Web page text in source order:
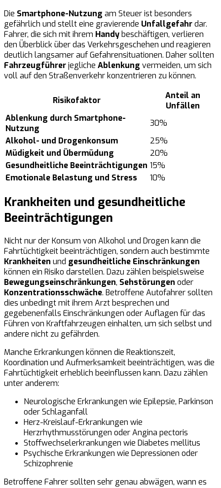
Die Smartphone-Nutzung am Steuer ist besonders
gefährlich und stellt eine gravierende Unfallgefahrdar.
Fahrer, die sich mit ihrem Handybeschäftigen, verlieren
den Überblick über das Verkehrsgeschehen und reagieren
deutlich langsamer auf Gefahrensituationen. Daher sollten
Fahrzeugführerjegliche Ablenkung vermeiden, um sich
voll auf den Straßenverkehr konzentrieren zu können.
Risikofaktor
Anteil an
Unfällen
Ablenkung durch Smartphone-
Nutzung
30%
Alkohol- und Drogenkonsum
25%
Müdigkeit und Übermüdung
20%
Gesundheitliche Beeinträchtigungen 15%
Emotionale Belastung und Stress
10%
Krankheiten und gesundheitliche
Beeinträchtigungen
Nicht nur der Konsum von Alkohol und Drogen kann die
Fahrtüchtigkeit beeinträchtigen, sondern auch bestimmte
Krankheiten und gesundheitliche Einschränkungen
können ein Risiko darstellen. Dazu zählen beispielsweise
Bewegungseinschränkungen, Sehstörungen oder
Konzentrationsschwäche. Betroffene Autofahrer sollten
dies unbedingt mit ihrem Arzt besprechen und
gegebenenfalls Einschränkungen oder Auflagen für das
Führen von Kraftfahrzeugen einhalten, um sich selbst und
andere nicht zu gefährden.
Manche Erkrankungen können die Reaktionszeit,
Koordination und Aufmerksamkeit beeinträchtigen, was die
Fahrtüchtigkeit erheblich beeinflussen kann. Dazu zählen
unter anderem:
Neurologische Erkrankungen wie Epilepsie, Parkinson
oder Schlaganfall
Herz-Kreislauf-Erkrankungen wie
Herzrhythmusstörungen oder Angina pectoris
Stoffwechselerkrankungen wie Diabetes mellitus
Psychische Erkrankungen wie Depressionen oder
Schizophrenie
Betroffene Fahrer sollten sehr genau abwägen, wann es